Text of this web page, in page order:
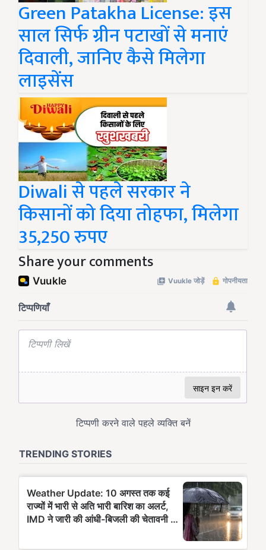
Green Patakha License: इस
साल सिर्फ ग्रीन पटाखों से मनाएं
दिवाली, जानिए कैसे मिलेगा
लाइसेंस
Diwali से पहले सरकार ने
किसानों को दिया तोहफा, मिलेगा
35,250 रुपए
Share your comments